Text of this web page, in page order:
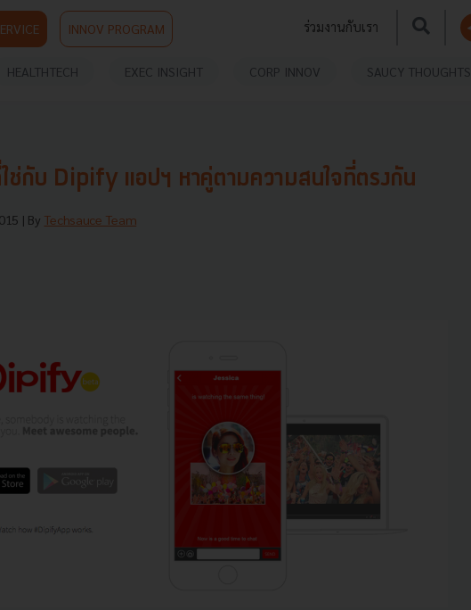
INNOV PROGRAM ร่วมงานกับเรา
HEALTHTECH EXEC INSIGHT CORP INNOV SAUCY THOUGHTS
ช่กับ Dipify แอปฯ หาคู่ตามความสนใจที่ตรงกัน
| By Techsauce Team